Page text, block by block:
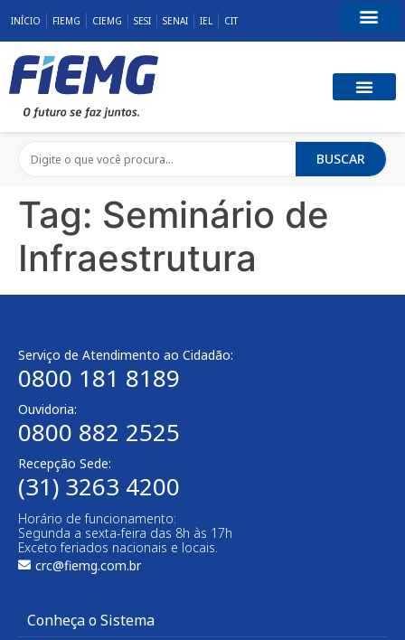
INÍCIO FIEMG CIEMG SESI SENAI IEL CIT
BUSCAR
Tag: Seminário de
Infraestrutura
Serviço de Atendimento ao Cidadão:
0800 181 8189
Ouvidoria:
0800 882 2525
Recepção Sede:
(31) 3263 4200
Horário de funcionamento:
Segunda a sexta-feira das 8h às 17h
Exceto feriados nacionais e locais.
crc@fiemg.com.br
Conheça o Sistema